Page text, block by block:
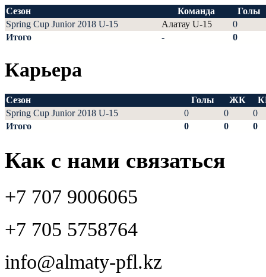
Сезон Команда
Голы
Spring Cup Junior 2018 U-15
Алатау U-15
0
Итого
- 0
Карьера
Сезон Голы ЖК
Spring Cup Junior 2018 U-15
0 0
0
Итого
0 0 0
Как с нами связаться
+7 707 9006065
+7 705 5758764
info@almaty-pfl.kz